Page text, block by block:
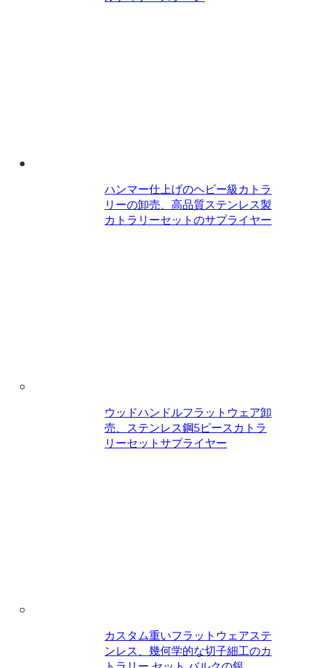
ハンマー仕上げのヘビー級カトラ
リーの卸売、高品質ステンレス製
カトラリーセットのサプライヤー
ウッドハンドルフラットウェア卸
売、ステンレス鋼5ピースカトラ
リーセットサプライヤー
カスタム重いフラットウェアステ
ンレス、幾何学的な切子細工のカ